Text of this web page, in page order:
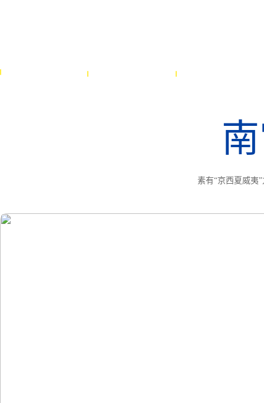
素有“京西夏威夷